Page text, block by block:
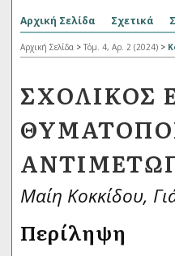
Αρχική Σελίδα Σχετικά
Αρχική Σελίδα > Τόμ. 4, Αρ. 2 (2024) >
ΣΧΟΛΙΚΌΣ
Μαίη Κοκκίδου,
Περίληψη